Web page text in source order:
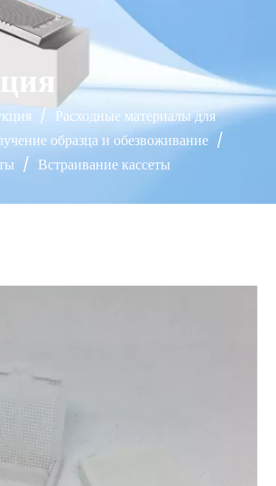
/ Расходные материалы для
образца и обезвоживание /
/ Встраивание кассеты